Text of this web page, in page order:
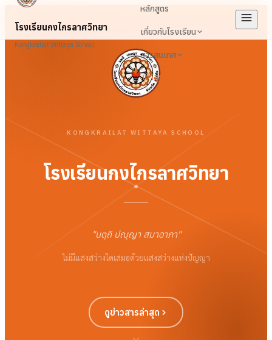
โรงเรียนกงไกรลาศวิทยา
Kongkrailat Wittaya School
หลักสูตร
เกี่ยวกับโรงเรียน
สารสนเทศ
เข้าสู่ระบบ
KONGKRAILAT WITTAYA SCHOOL
โรงเรียนกงไกรลาศวิทยา
"นตฺถิ ปญฺญา สมาอาภา"
ไม่มีแสงสว่างใดเสมอด้วยแสงสว่างแห่งปัญญา
ดูข่าวสารล่าสุด